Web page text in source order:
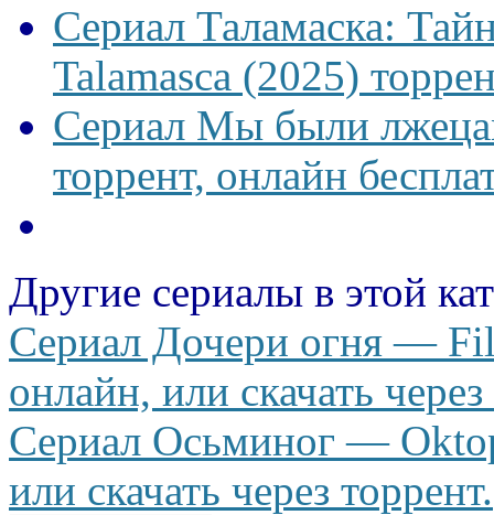
Сериал Таламаска:
Talamasca (2025)
Сериал Мы были
торрент, онлайн
Другие сериалы в этой
Сериал Дочери огня —
онлайн, или скачать
Сериал Осьминог —
или скачать через торрент.